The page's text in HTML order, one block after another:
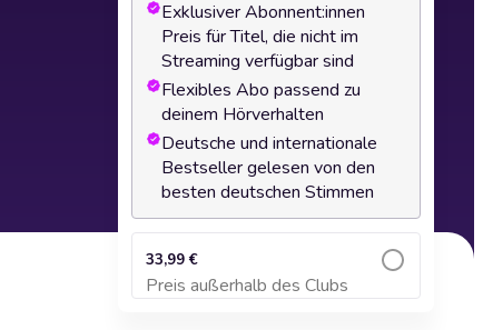
Exklusiver Abonnent:innen
Preis für Titel, die nicht im
Streaming verfügbar sind
Flexibles Abo passend zu
deinem Hörverhalten
Deutsche und internationale
Bestseller gelesen von den
besten deutschen Stimmen
33,99 €
Preis außerhalb des Clubs
Zum Warenkorb hinzufügen